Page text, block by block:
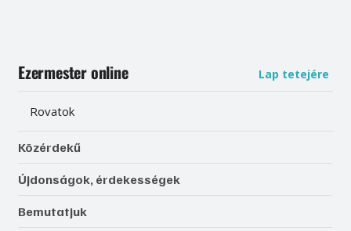
Ezermester online Lap tetejére
Rovatok
Közérdekű
Újdonságok, érdekességek
Bemutatjuk